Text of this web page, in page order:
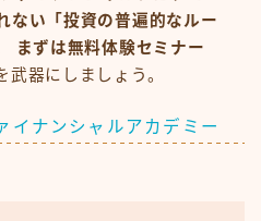
ない「投資の普遍的なルー
まずは無料体験セミナー
武器にしましょう。
イナンシャルアカデミー